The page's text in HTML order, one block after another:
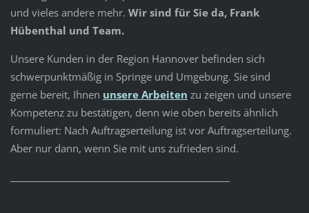
und vieles andere mehr. Wir sind für Sie da, Frank
Hübenthal und Team.
Unsere Kunden in der Region Hannover befinden sich
schwerpunktmäßig in Springe und Umgebung. Sie sind
gerne bereit, Ihnen unsere Arbeiten zu zeigen und unsere
Kompetenz zu bestätigen, denn wie oben bereits ähnlich
formuliert: Nach Auftragserteilung ist vor Auftragserteilung.
Aber nur dann, wenn Sie mit uns zufrieden sind.